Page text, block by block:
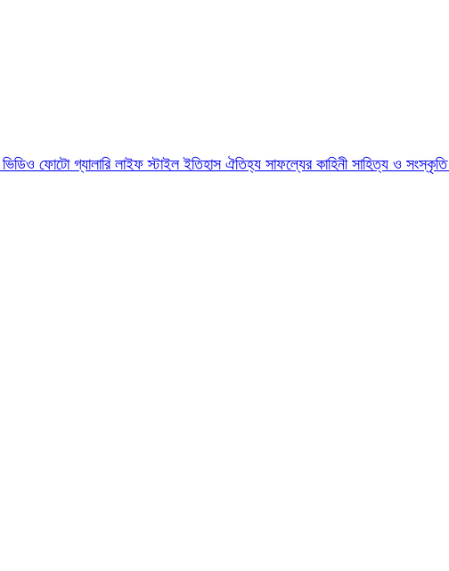
ভিডিও ফোটো গ্যালারি লাইফ স্টাইলইতিহাস ঐতিহ্য সাফল্যের কাহিনী সাহিত্য ও সংস্কৃতি